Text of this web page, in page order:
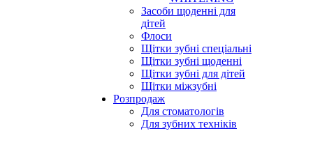
Засоби щоденні для
дітей
Флоси
Щітки зубні спеціальні
Щітки зубні щоденні
Щітки зубні для дітей
Щітки міжзубні
Розпродаж
Для стоматологів
Для зубних техніків